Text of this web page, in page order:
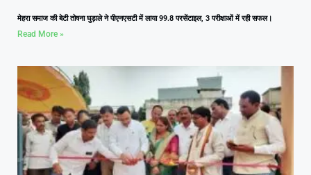
मेहरा समाज की बेटी तोषना घुड़ाले ने पीएनएसटी में लाया 99.8 परसेंटाइल, 3 परीक्षाओं में रही सफल।
Read More »